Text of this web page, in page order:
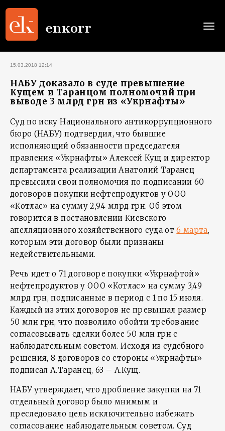
15.03.2018 12:14
НАБУ доказало в суде превышение
Кущем и Таранцом полномочий при
выводе 3 млрд грн из «Укрнафты»
Суд по иску Национального антикоррупционного
бюро (НАБУ) подтвердил, что бывшие
исполняющий обязанности председателя
правления «Укрнафты» Алексей Кущ и директор
департамента реализации Анатолий Таранец
превысили свои полномочия по подписании 60
договоров покупки нефтепродуктов у ООО
«Котлас» на сумму 2,94 млрд грн. Об этом
говорится в постановлении Киевского
апелляционного хозяйственного суда от6 марта,
которым эти договор были признаны
недействительными.
Речь идет о 71 договоре покупки «Укрнафтой»
нефтепродуктов у ООО «Котлас» на сумму 3,49
млрд грн, подписанные в период с 1 по 15 июля.
Каждый из этих договоров не превышал размер
50 млн грн, что позволило обойти требование
согласовывать сделки более 50 млн грн с
наблюдательным советом. Исходя из судебного
решения, 8 договоров со стороны «Укрнафты»
подписал А.Таранец, 63 – А.Кущ.
НАБУ утверждает, что дробление закупки на 71
отдельный договор было мнимым и
преследовало цель исключительно избежать
согласование наблюдательным советом. Суд